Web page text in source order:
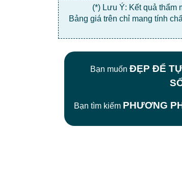
(*) Lưu Ý: Kết quả
Bảng giá trên chỉ mang tính
Bạn muốn ĐẸP ĐỂ
Bạn tìm kiếm PHƯƠNG